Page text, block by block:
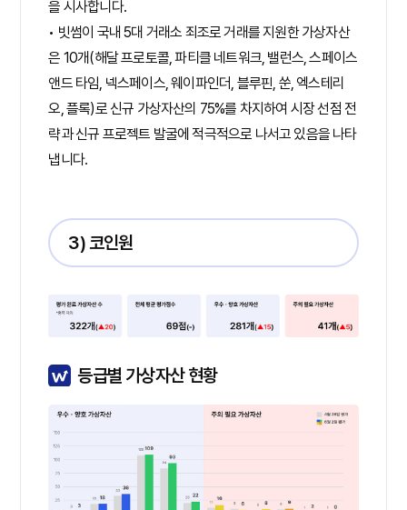
을 시사합니다.
• 빗썸이 국내 5대 거래소 죄조로 거래를 지원한 가상자산
은 10개(해달 프로토콜, 파티클 네트워크, 밸런스, 스페이스
앤드 타임, 넥스페이스, 웨이파인더, 블루핀, 쑨, 엑스테리
오, 플록)로 신규 가상자산의 75%를 차지하여 시장 선점 전
략과 신규 프로젝트 발굴에 적극적으로 나서고 있음을 나타
냅니다.
3) 코인원
등급별 가상자산 현황